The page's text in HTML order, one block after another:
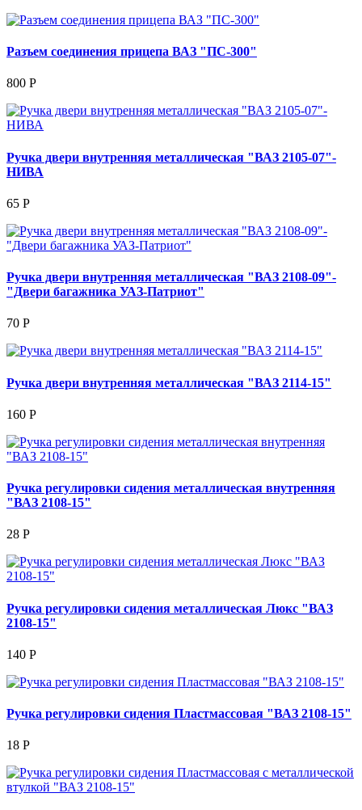
Разъем соединения прицепа ВАЗ "ПС-300"
800 Р
Ручка двери внутренняя металлическая "ВАЗ 2105-07"-
НИВА
65 Р
Ручка двери внутренняя металлическая "ВАЗ 2108-09"-
"Двери багажника УАЗ-Патриот"
70 Р
Ручка двери внутренняя металлическая "ВАЗ 2114-15"
160 Р
Ручка регулировки сидения металлическая внутренняя
"ВАЗ 2108-15"
28 Р
Ручка регулировки сидения металлическая Люкс "ВАЗ
2108-15"
140 Р
Ручка регулировки сидения Пластмассовая "ВАЗ 2108-15"
18 Р